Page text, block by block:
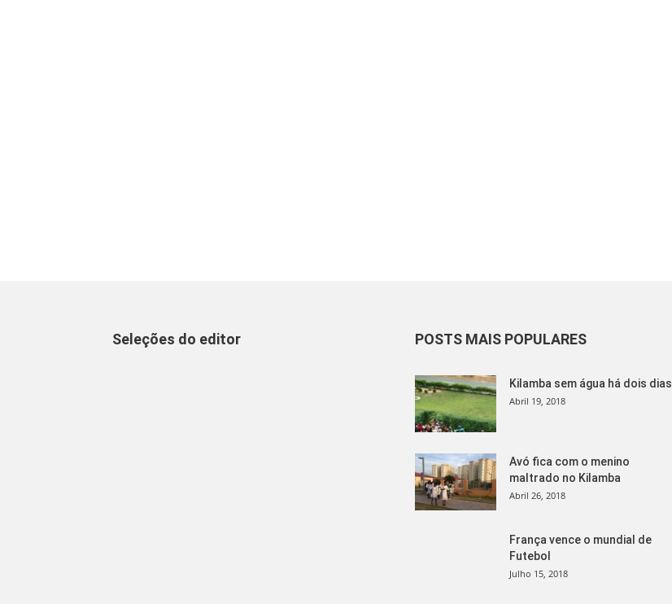
Seleções do editor POSTS MAIS POPULARES
Kilamba sem água há dois dias
Abril 19, 2018
Avó fica com o menino
maltrado no Kilamba
Abril 26, 2018
França vence o mundial de
Futebol
Julho 15, 2018